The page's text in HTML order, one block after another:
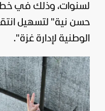
لسنوات، وذلك في
حسن نية" لتسهيل
الوطنية لإدارة غزة".